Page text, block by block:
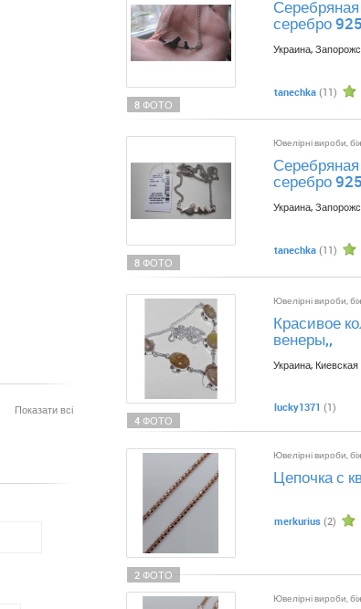
Показати всі
8 ФОТО
серебро
Украина,
tanechka (11)
8 ФОТО
Ювелірні вироби,
серебро
Украина,
tanechka (11)
4 ФОТО
Ювелірні вироби,
Красивое
венеры,,
Украина, Киевская
lucky1371 (1)
2 ФОТО
Ювелірні вироби,
Цепочка с
merkurius (2)
Ювелірні вироби,